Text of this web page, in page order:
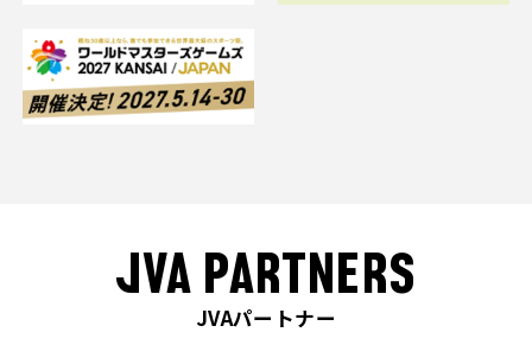
JVA PARTNERS
JVAパートナー